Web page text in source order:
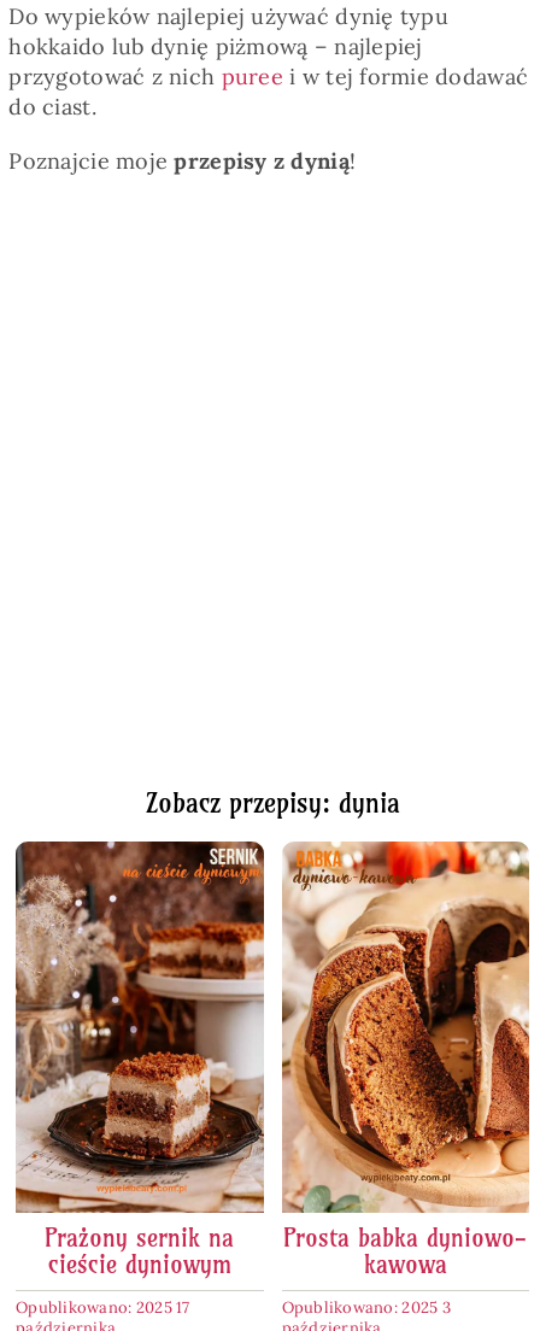
Do wypieków najlepiej używać dynię typu
hokkaido lub dynię piżmową – najlepiej
przygotować z nich puree i w tej formie dodawać
do ciast.
Poznajcie mojeprzepisy z dynią!
Zobacz przepisy: dynia
Prażony sernik na
cieście dyniowym
Opublikowano: 2025 17
Prosta babka dyniowo-
kawowa
Opublikowano: 2025 3